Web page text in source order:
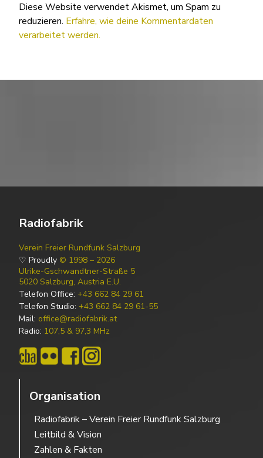
Diese Website verwendet Akismet, um Spam zu
reduzieren. Erfahre, wie deine Kommentardaten
verarbeitet werden.
Radiofabrik
Verein Freier Rundfunk Salzburg
♡ Proudly © 1998 – 2026
Ulrike-Gschwandtner-Straße 5
5020 Salzburg, Austria E.U.
Telefon Office: +43 662 84 29 61
Telefon Studio: +43 662 84 29 61-55
Mail: office@radiofabrik.at
Radio: 107,5 & 97,3 MHz
Organisation
Radiofabrik – Verein Freier Rundfunk Salzburg
Leitbild & Vision
Zahlen & Fakten